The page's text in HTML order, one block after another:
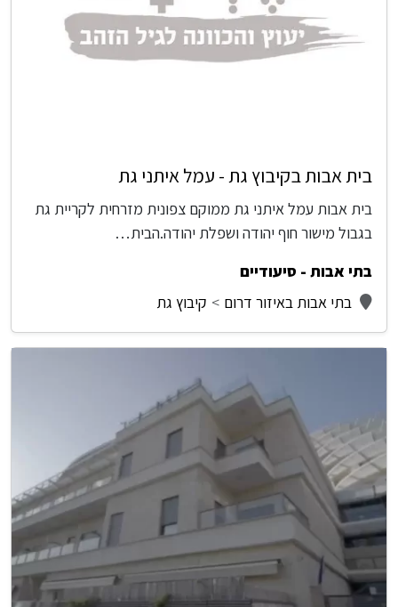
בית אבות בקיבוץ גת - עמל איתני גת
בית אבות עמל איתני גת ממוקם צפונית מזרחית לקריית גת
בגבול מישור חוף יהודה ושפלת יהודה.הבית…
בתי אבות - סיעודיים
בתי אבות באיזור דרום
קיבוץ גת